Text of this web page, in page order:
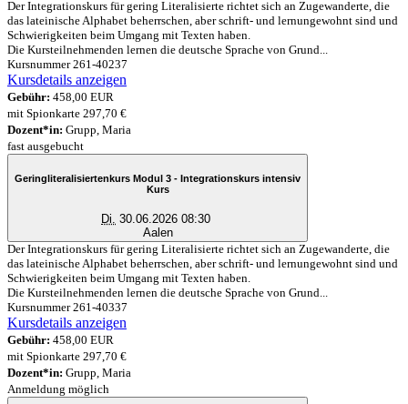
Der Integrationskurs für gering Literalisierte richtet sich an Zugewanderte, die
das lateinische Alphabet beherrschen, aber schrift- und lernungewohnt sind und
Schwierigkeiten beim Umgang mit Texten haben.
Die Kursteilnehmenden lernen die deutsche Sprache von Grund...
Kursnummer 261-40237
Kursdetails anzeigen
Gebühr: 458,00 EUR
mit Spionkarte 297,70 €
Dozent*in: Grupp, Maria
fast ausgebucht
Geringliteralisiertenkurs Modul 3 - Integrationskurs intensiv
Kurs
Di. 30.06.2026 08:30
Aalen
Der Integrationskurs für gering Literalisierte richtet sich an Zugewanderte, die
das lateinische Alphabet beherrschen, aber schrift- und lernungewohnt sind und
Schwierigkeiten beim Umgang mit Texten haben.
Die Kursteilnehmenden lernen die deutsche Sprache von Grund...
Kursnummer 261-40337
Kursdetails anzeigen
Gebühr: 458,00 EUR
mit Spionkarte 297,70 €
Dozent*in: Grupp, Maria
Anmeldung möglich